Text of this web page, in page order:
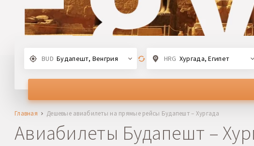
BUD Будапешт, Венгрия HRG Хургада, Египет
Главная Дешевые авиабилеты на прямые рейсы Будапешт – Хургада
Авиабилеты Будапешт –